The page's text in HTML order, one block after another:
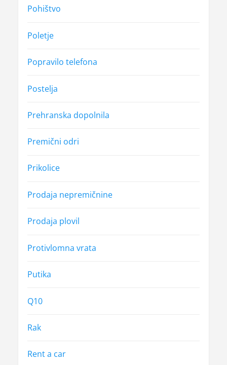
Pohištvo
Poletje
Popravilo telefona
Postelja
Prehranska dopolnila
Premični odri
Prikolice
Prodaja nepremičnine
Prodaja plovil
Protivlomna vrata
Putika
Q10
Rak
Rent a car